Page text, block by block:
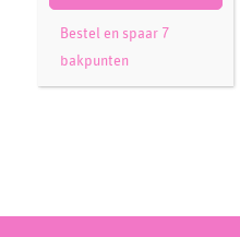
Bestel en spaar 7
bakpunten